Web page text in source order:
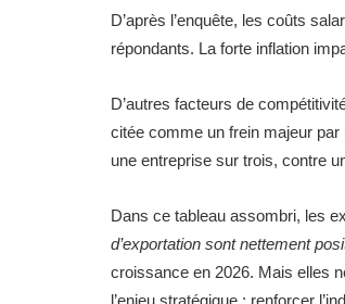
D’après l’enquête, les coûts
répondants. La forte inflation
D’autres facteurs de
citée comme un frein majeur par
une entreprise sur trois, contre
Dans ce tableau assombri, les
d’exportation sont nettement
croissance en 2026. Mais elles
l’enjeu stratégique : renforcer